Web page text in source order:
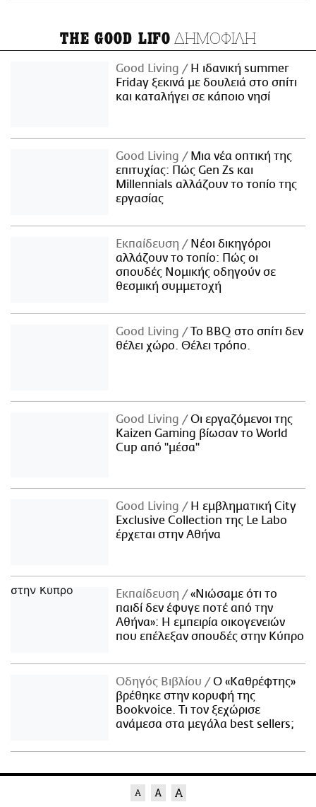
THE GOOD LIFO ΔΗΜΟΦΙΛΗ
Good Living
Η ιδανική summer
Friday ξεκινά με δουλειά στο σπίτι
και καταλήγει σε κάποιο νησί
Good Living
Μια νέα οπτική της
επιτυχίας: Πώς Gen Zs και
Millennials αλλάζουν το τοπίο της
εργασίας
Εκπαίδευση
Νέοι δικηγόροι
αλλάζουν το τοπίο: Πώς οι
σπουδές Νομικής οδηγούν σε
θεσμική συμμετοχή
Good Living
Το BBQ στο σπίτι δεν
θέλει χώρο. Θέλει τρόπο.
Good Living
Οι εργαζόμενοι της
Kaizen Gaming βίωσαν το World
Cup από "μέσα"
Good Living
Η εμβληματική City
Exclusive Collection της Le Labo
έρχεται στην Αθήνα
Εκπαίδευση
«Νιώσαμε ότι το
παιδί δεν έφυγε ποτέ από την
Αθήνα»: Η εμπειρία οικογενειών
που επέλεξαν σπουδές στην Κύπρο
Οδηγός Βιβλίου
Ο «Καθρέφτης»
βρέθηκε στην κορυφή της
Bookvoice. Τι τον ξεχώρισε
ανάμεσα στα μεγάλα best sellers;